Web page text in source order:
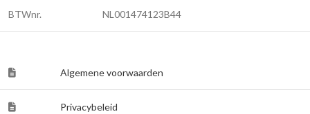
BTWnr. NL001474123B44
Algemene voorwaarden
Privacybeleid